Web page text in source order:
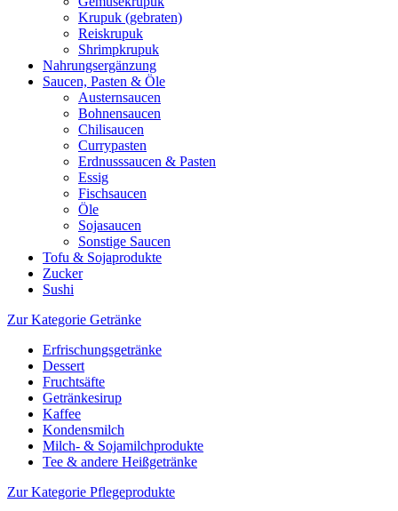
Krupuk (gebraten)
Reiskrupuk
Shrimpkrupuk
Nahrungsergänzung
Saucen, Pasten & Öle
Austernsaucen
Bohnensaucen
Chilisaucen
Currypasten
Erdnusssaucen & Pasten
Essig
Fischsaucen
Öle
Sojasaucen
Sonstige Saucen
Tofu & Sojaprodukte
Zucker
Sushi
Zur Kategorie Getränke
Erfrischungsgetränke
Dessert
Fruchtsäfte
Getränkesirup
Kaffee
Kondensmilch
Milch- & Sojamilchprodukte
Tee & andere Heißgetränke
Zur Kategorie Pflegeprodukte